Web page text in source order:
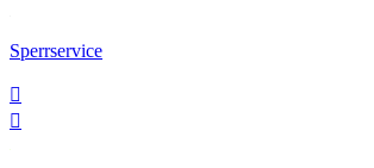
Sperrservice

